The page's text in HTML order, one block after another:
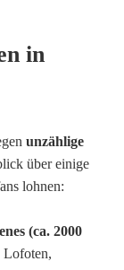
in
unzählige
über einige
lohnen:
(ca. 2000
Lofoten,